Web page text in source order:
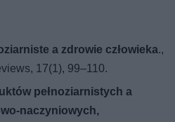
a zdrowie człowieka.,
17(1), 99–110.
pełnoziarnistych a
naczyniowych,